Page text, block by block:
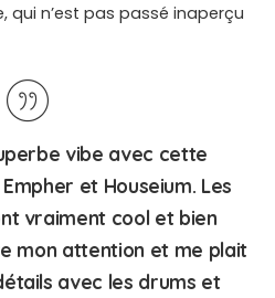
qui n’est pas passé inaperçu
vibe avec cette
et Houseium. Les
vraiment cool et bien
mon attention et me plait
avec les drums et